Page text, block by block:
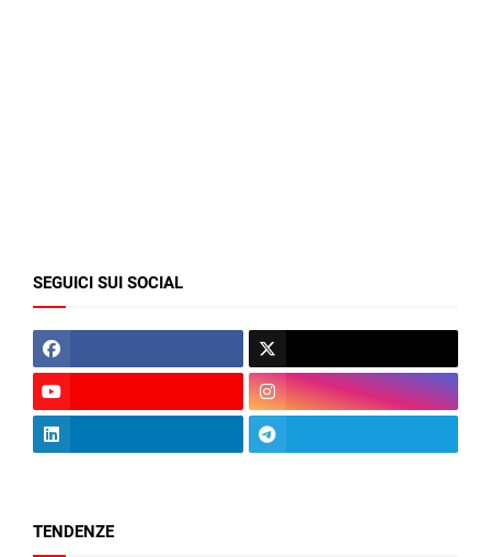
SEGUICI SUI SOCIAL
TENDENZE